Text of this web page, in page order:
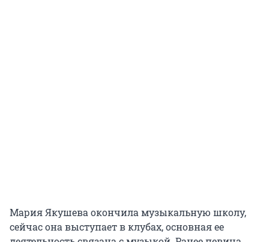
Мария Якушева окончила музыкальную школу,
сейчас она выступает в клубах, основная ее